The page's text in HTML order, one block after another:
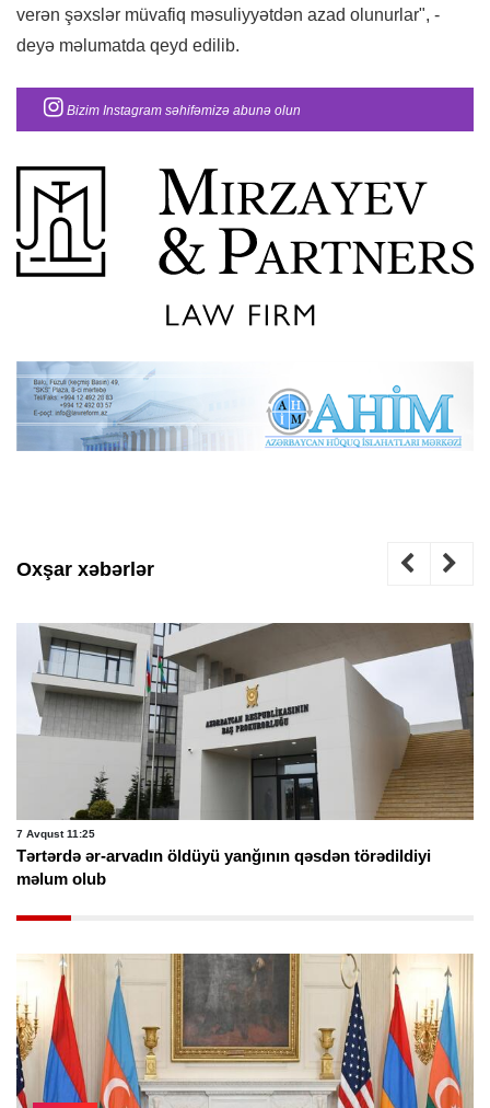
verən şəxslər müvafiq məsuliyyətdən azad olunurlar", -
deyə məlumatda qeyd edilib.
Bizim Instagram səhifəmizə abunə olun
Oxşar xəbərlər
7 Avqust 11:25
Tərtərdə ər-arvadın öldüyü yanğının qəsdən törədildiyi
məlum olub